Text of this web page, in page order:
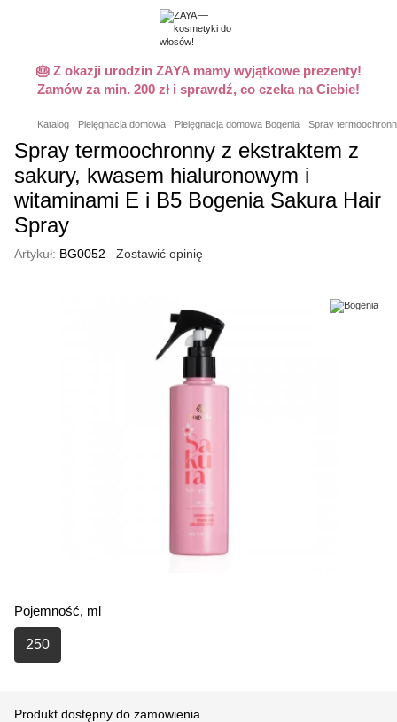
🎂 Z okazji urodzin ZAYA mamy wyjątkowe prezenty!
Zamów za min. 200 zł i sprawdź, co czeka na Ciebie!
Katalog Pielęgnacja domowa Pielęgnacja domowa Bogenia Spray
Spray termoochronny z ekstraktem z
sakury, kwasem hialuronowym i
witaminami E i B5 Bogenia Sakura Hair
Spray
Artykuł: BG0052 Zostawić opinię
Pojemność, ml
250
Produkt dostępny do zamowienia